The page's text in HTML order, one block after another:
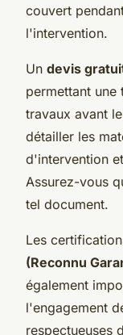
couvert
l'intervention.
Un devis
permettant une
travaux avant
détailler les
d'intervention
Assurez-vous
tel document.
Les
(Reconnu
également
l'engagement
respectueuses